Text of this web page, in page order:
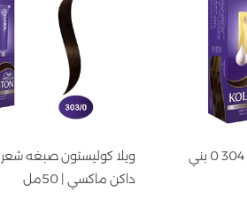
ويلا كوليستون صبغه شعر 304 0 بني
داكن ماكسي | 50مل